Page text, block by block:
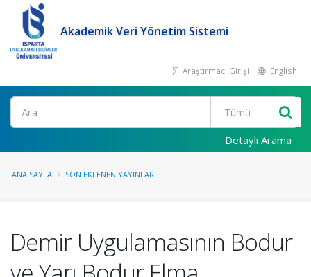
Akademik Veri Yönetim Sistemi
Araştırmacı Girişi English
Ara
Detaylı Arama
ANA SAYFA SON EKLENEN YAYINLAR
Demir Uygulamasının Bodur